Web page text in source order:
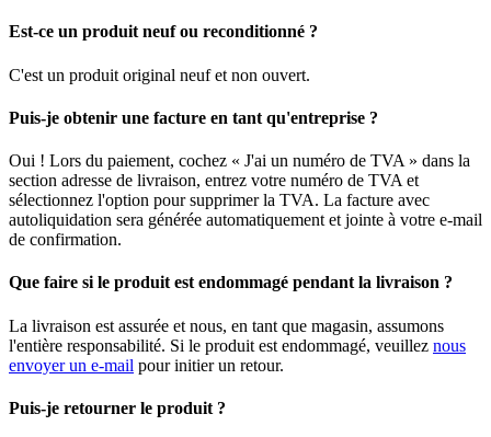
Est-ce un produit neuf ou reconditionné ?
C'est un produit original neuf et non ouvert.
Puis-je obtenir une facture en tant qu'entreprise ?
Oui ! Lors du paiement, cochez « J'ai un numéro de TVA » dans la
section adresse de livraison, entrez votre numéro de TVA et
sélectionnez l'option pour supprimer la TVA. La facture avec
autoliquidation sera générée automatiquement et jointe à votre e-mail
de confirmation.
Que faire si le produit est endommagé pendant la livraison ?
La livraison est assurée et nous, en tant que magasin, assumons
l'entière responsabilité. Si le produit est endommagé, veuillez nous
envoyer un e-mail pour initier un retour.
Puis-je retourner le produit ?